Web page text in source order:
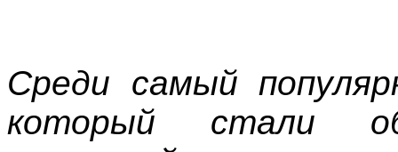
Среди самый
который стали